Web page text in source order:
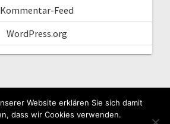
Kommentar-Feed
WordPress.org
Website erklären Sie sich damit
dass wir Cookies verwenden.